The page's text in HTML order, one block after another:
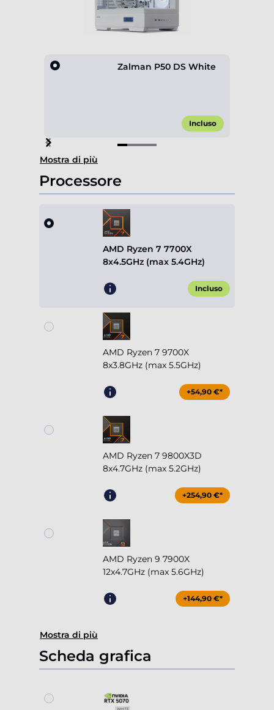
Zalman P50 DS White
Incluso
Item
1
of
4
Mostra di più
Processore
AMD Ryzen 7 7700X
8x4.5GHz (max 5.4GHz)
Incluso
AMD Ryzen 7 9700X
8x3.8GHz (max 5.5GHz)
+54,90 €*
AMD Ryzen 7 9800X3D
8x4.7GHz (max 5.2GHz)
+254,90 €*
AMD Ryzen 9 7900X
12x4.7GHz (max 5.6GHz)
+144,90 €*
Mostra di più
Scheda grafica